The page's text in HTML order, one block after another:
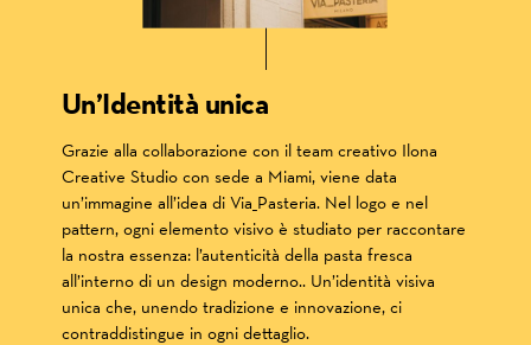
Un’Identità unica
Grazie alla collaborazione con il team creativo Ilona
Creative Studio con sede a Miami, viene data
un’immagine all’idea di Via_Pasteria. Nel logo e nel
pattern, ogni elemento visivo è studiato per raccontare
la nostra essenza: l’autenticità della pasta fresca
all’interno di un design moderno.. Un’identità visiva
unica che, unendo tradizione e innovazione, ci
contraddistingue in ogni dettaglio.